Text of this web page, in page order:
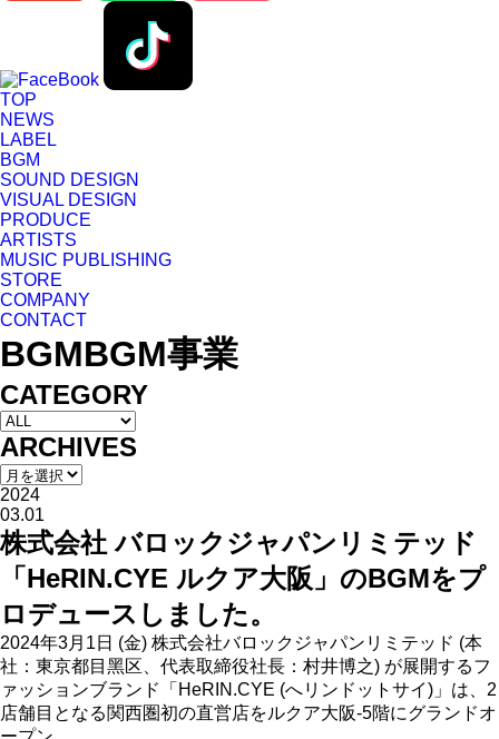
TOP
NEWS
LABEL
BGM
SOUND DESIGN
VISUAL DESIGN
PRODUCE
ARTISTS
MUSIC PUBLISHING
STORE
COMPANY
CONTACT
BGMBGM事業
CATEGORY
ARCHIVES
2024
03.01
株式会社 バロックジャパンリミテッド
「HeRIN.CYE ルクア大阪」のBGMをプ
ロデュースしました。
2024年3月1日 (金) 株式会社バロックジャパンリミテッド (本
社：東京都⽬⿊区、代表取締役社⻑：村井博之) が展開するフ
ァッションブランド「HeRIN.CYE (へリンドットサイ)」は、2
店舗目となる関西圏初の直営店をルクア大阪-5階にグランドオ